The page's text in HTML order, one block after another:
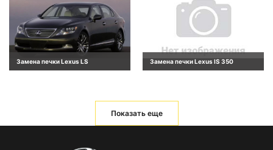
Замена печки Lexus LS Замена печки Lexus IS 350
Показать еще